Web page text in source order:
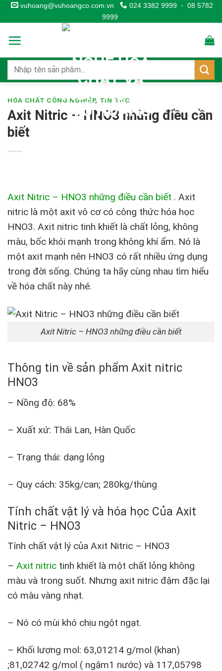
Skip
to
content
vuhoang@vuhoangco.com.vn 024 3382 9999 - 08 5782
9999
HÓA CHẤT CÔNG NGHIỆP, TIN TỨC
Axit Nitric – HNO3 những điều cần
biết
Axit Nitric – HNO3 những điều cần biết . Axit
nitric là một axit vô cơ có công thức hóa học
HNO3. Axit nitric tinh khiết là chất lỏng, không
màu, bốc khói mạnh trong không khí ẩm. Nó là
một axit mạnh nên HNO3 có rất nhiều ứng dụng
trong đời sống. Chúng ta hãy cùng nhau tìm hiểu
về hóa chất này nhé.
Axit Nitric – HNO3 những điều cần biết
Thông tin về sản phẩm Axit nitric
HNO3
– Nồng độ: 68%
– Xuất xứ: Thái Lan, Hàn Quốc
– Trạng thái: dạng lỏng
– Quy cách: 35kg/can; 280kg/thùng
Tính chất vật lý và hóa học Của Axit
Nitric – HNO3
Tính chất vật lý của Axit Nitric – HNO3
– Axit nitric tinh khiết là một chất lỏng không
màu và trong suốt. Nhưng axit nitric đậm đặc lại
có màu vàng nhạt.
– Nó có mùi khó chịu ngột ngạt.
– Khối lượng mol: 63,01214 g/mol (khan)
;81,02742 g/mol ( ngậm1 nước) và 117,05798